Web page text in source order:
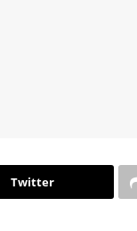
Twitter